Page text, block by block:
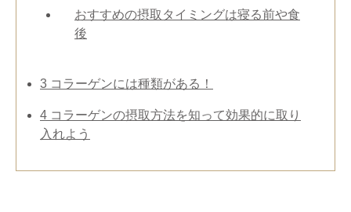
おすすめの摂取タイミングは寝る前や食
後
3 コラーゲンには種類がある！
4 コラーゲンの摂取方法を知って効果的に取り
入れよう